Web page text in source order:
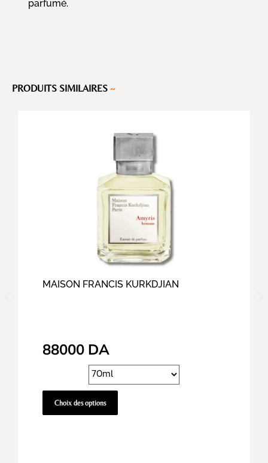
parfumé.
PRODUITS SIMILAIRES ~
MAISON FRANCIS KURKDJIAN
88000 DA
Choix des options